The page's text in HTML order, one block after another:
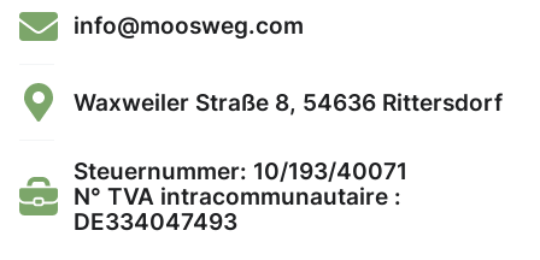
info@moosweg.com
Waxweiler Straße 8, 54636 Rittersdorf
Steuernummer: 10/193/40071
N° TVA intracommunautaire :
DE334047493